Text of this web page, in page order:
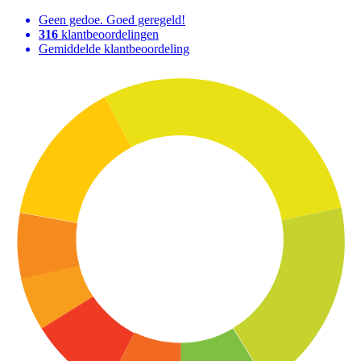
Geen gedoe. Goed geregeld!
316 klantbeoordelingen
Gemiddelde klantbeoordeling